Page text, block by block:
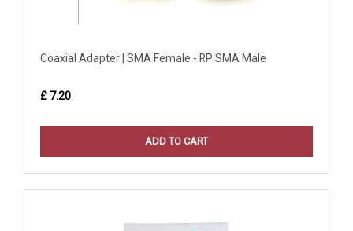
Coaxial Adapter | SMA Female - RP SMA Male
£ 7.20
ADD TO CART